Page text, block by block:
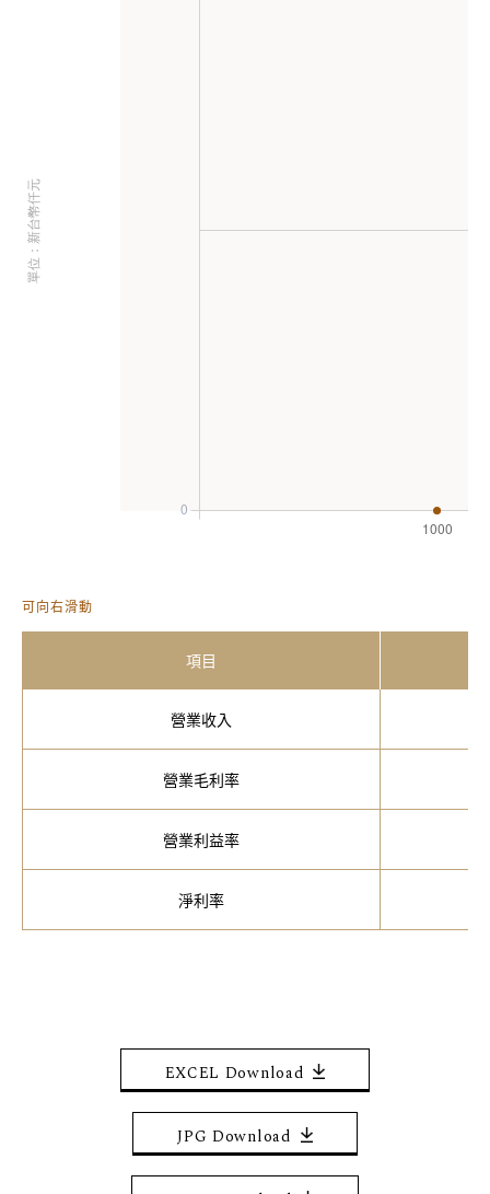
可向右滑動
項目
營業收入
營業毛利率
營業利益率
淨利率
EXCEL Download
JPG Download